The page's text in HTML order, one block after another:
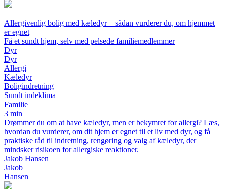
Allergivenlig bolig med kæledyr – sådan vurderer du, om hjemmet
er egnet
Få et sundt hjem, selv med pelsede familiemedlemmer
Dyr
Dyr
Allergi
Kæledyr
Boligindretning
Sundt indeklima
Familie
3 min
Drømmer du om at have kæledyr, men er bekymret for allergi? Læs,
hvordan du vurderer, om dit hjem er egnet til et liv med dyr, og få
praktiske råd til indretning, rengøring og valg af kæledyr, der
mindsker risikoen for allergiske reaktioner.
Jakob Hansen
Jakob
Hansen